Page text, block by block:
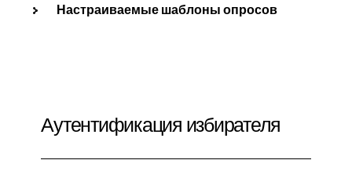
Настраиваемые шаблоны опросов
Аутентификация избирателя